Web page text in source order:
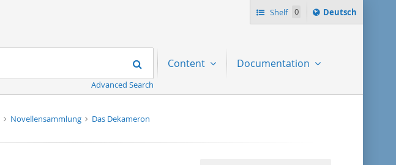
Shelf 0
Sprache
ï¿½ndern
Deutsch
Search
Advanced Search
Content Documentation
Novellensammlung Das Dekameron